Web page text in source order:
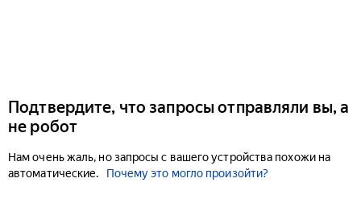
Подтвердите, что запросы отправляли вы, а
не робот
Нам очень жаль, но запросы с вашего устройства похожи на
автоматические.
Почему это могло произойти?